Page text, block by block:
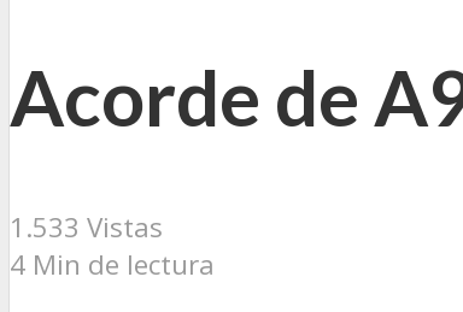
Acorde de
1.533 Vistas
4 Min de lectura